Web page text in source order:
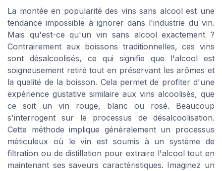
La montée en popularité des vins sans alcool est une
tendance impossible à ignorer dans l'industrie du vin.
Mais qu'est-ce qu'un vin sans alcool exactement ?
Contrairement aux boissons traditionnelles, ces vins
sont désalcoolisés, ce qui signifie que l'alcool est
soigneusement retiré tout en préservant les arômes et
la qualité de la boisson. Cela permet de profiter d'une
expérience gustative similaire aux vins alcoolisés, que
ce soit un vin rouge, blanc ou rosé. Beaucoup
s'interrogent sur le processus de désalcoolisation.
Cette méthode implique généralement un processus
méticuleux où le vin est soumis à un système de
filtration ou de distillation pour extraire l'alcool tout en
maintenant ses saveurs caractéristiques. Imaginez un